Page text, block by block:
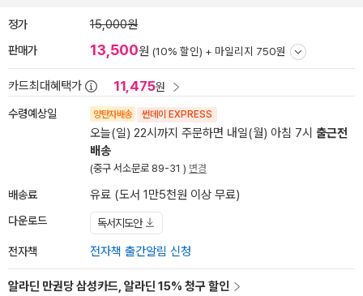
정가 15,000원
판매가 13,500원 (10% 할인) + 마일리지 750원
카드최대혜택가 11,475원
수령예상일 양탄자배송 썬데이 EXPRESS
오늘(일) 22시까지 주문하면 내일(월) 아침 7시 출근전
배송
(중구 서소문로 89-31 ) 변경
배송료 유료 (도서 1만5천원 이상 무료)
다운로드 독서지도안
전자책 전자책 출간알림 신청
알라딘 만권당 삼성카드, 알라딘 15% 청구 할인